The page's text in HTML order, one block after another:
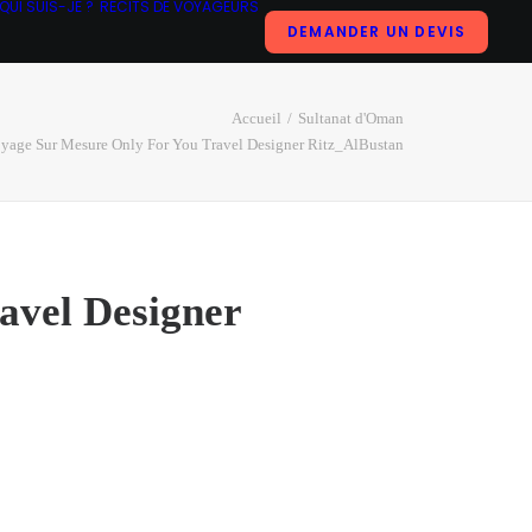
QUI SUIS-JE ? RÉCITS DE VOYAGEURS
DEMANDER UN DEVIS
Accueil
Sultanat d'Oman
Sur Mesure Only For You Travel Designer Ritz_AlBustan
Designer